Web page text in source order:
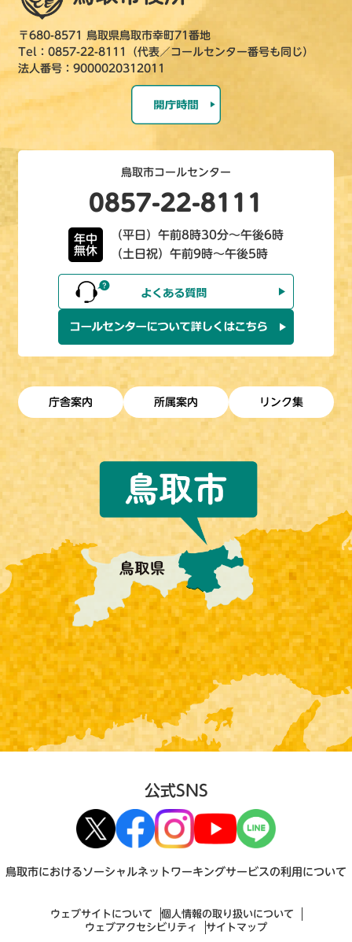
〒680-8571 鳥取県鳥取市幸町71番地
Tel：0857-22-8111（代表／コールセンター番号も同じ）
法人番号：9000020312011
鳥取市コールセンター
0857-22-8111
年中
無休
（平日）午前8時30分～午後6時
（土日祝）午前9時～午後5時
庁舎案内 所属案内 リンク集
公式SNS
鳥取市におけるソーシャルネットワーキングサービスの利用について
ウェブサイトについて
個人情報の取り扱いについて
ウェブアクセシビリティ
サイトマップ